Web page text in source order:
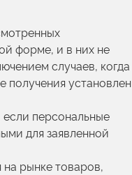
форме, и в них не
случаев, когда
получения установлен
если персональные
для заявленной
рынке товаров,